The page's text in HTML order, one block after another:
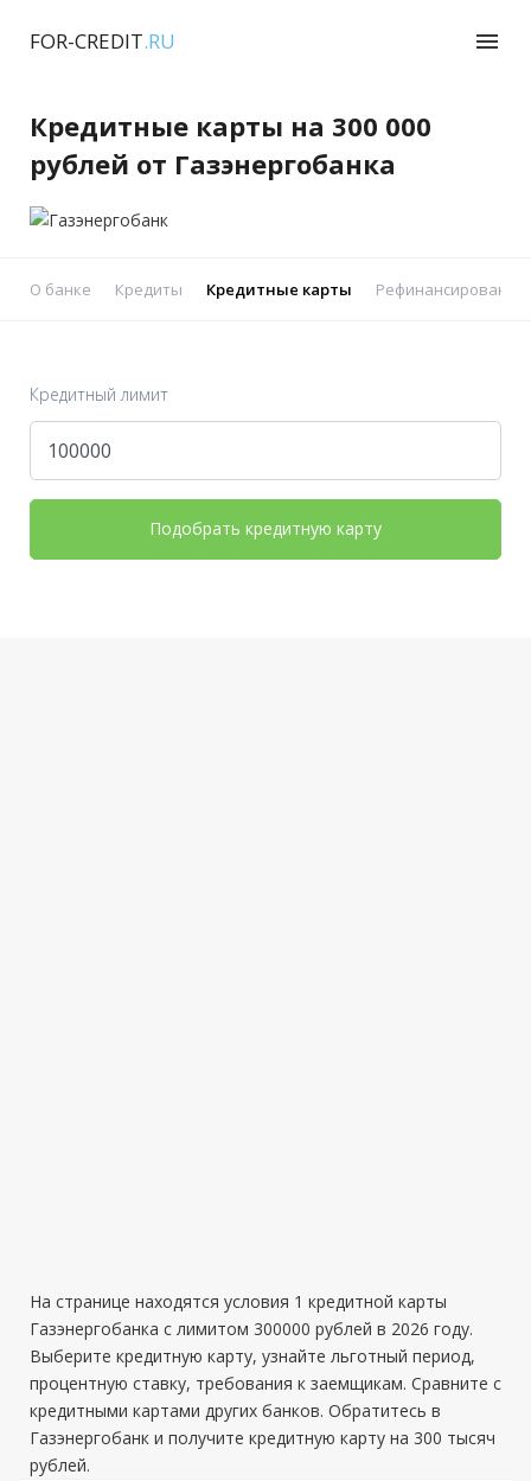
FOR-CREDIT.RU menu
Кредитные карты на 300 000
рублей от Газэнергобанка
О банке Кредиты Кредитные карты Рефинансирование
Кредитный лимит
Подобрать кредитную карту
На странице находятся условия 1 кредитной карты
Газэнергобанка с лимитом 300000 рублей в 2026 году.
Выберите кредитную карту, узнайте льготный период,
процентную ставку, требования к заемщикам. Сравните с
кредитными картами других банков. Обратитесь в
Газэнергобанк и получите кредитную карту на 300 тысяч
рублей.